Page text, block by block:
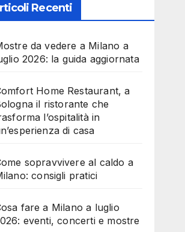
Recenti
da vedere a Milano a
2026: la guida aggiornata
Home Restaurant, a
il ristorante che
l’ospitalità in
di casa
sopravvivere al caldo a
consigli pratici
fare a Milano a luglio
eventi, concerti e mostre